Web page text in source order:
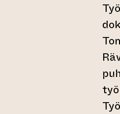
verkkopalveluun)